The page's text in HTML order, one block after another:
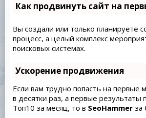
Как продвинуть сайт на
Вы создали или только планируете
процесс, а целый комплекс
поисковых системах.
Ускорение продвижения
Если вам трудно попасть на первые
в десятки раз, а первые
Топ10 за месяц, то в SeoHammerза